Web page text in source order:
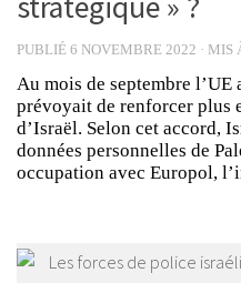
PUBLIÉ 6 NOVEMBRE 2022 · MIS
Au mois de septembre
prévoyait de renforcer plus
d’Israël. Selon cet accord,
données personnelles de
occupation avec Europol,